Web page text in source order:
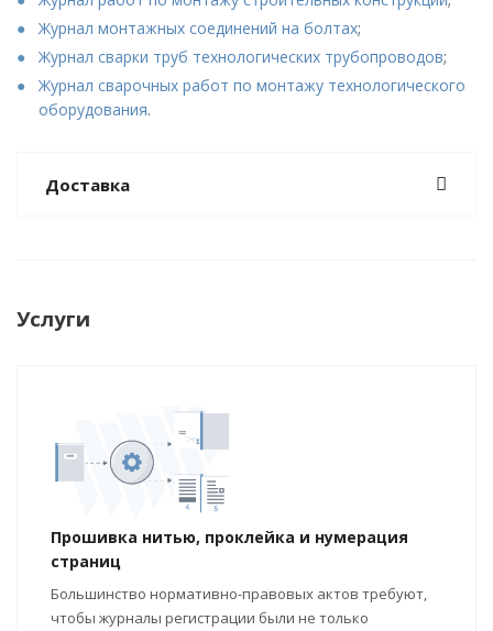
Журнал монтажных соединений на болтах;
Журнал сварки труб технологических трубопроводов;
Журнал сварочных работ по монтажу технологического
оборудования.
Доставка
Услуги
Прошивка нитью, проклейка и нумерация
страниц
Большинство нормативно-правовых актов требуют,
чтобы журналы регистрации были не только